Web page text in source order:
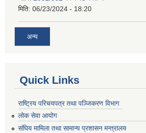
मिति: 06/23/2024 - 18:20
अन्य
Quick Links
राष्ट्रिय परिचयपत्र तथा पञ्जिकरण विभाग
लोक सेवा आयोग
संघिय मामिला तथा सामान्य प्रशासन मन्त्रालय